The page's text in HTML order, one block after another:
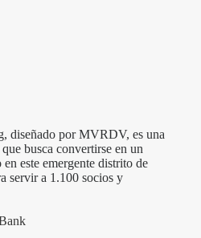
diseñado por MVRDV, es una
busca convertirse en un
este emergente distrito de
servir a 1.100 socios y